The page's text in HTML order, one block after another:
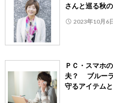
さんと巡る秋
2023年10月6
ＰＣ・スマホ
夫？ ブルーラ
守るアイテム